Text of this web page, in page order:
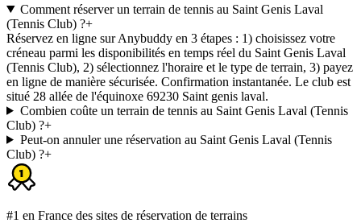
Comment réserver un terrain de tennis au Saint Genis Laval
(Tennis Club) ?+
Réservez en ligne sur Anybuddy en 3 étapes : 1) choisissez votre
créneau parmi les disponibilités en temps réel du Saint Genis Laval
(Tennis Club), 2) sélectionnez l'horaire et le type de terrain, 3) payez
en ligne de manière sécurisée. Confirmation instantanée. Le club est
situé 28 allée de l'équinoxe 69230 Saint genis laval.
Combien coûte un terrain de tennis au Saint Genis Laval (Tennis
Club) ?+
Peut-on annuler une réservation au Saint Genis Laval (Tennis
Club) ?+
#1 en France des sites de réservation de terrains